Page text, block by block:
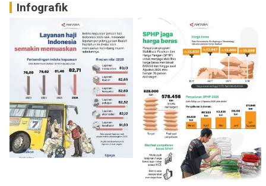
Infografik